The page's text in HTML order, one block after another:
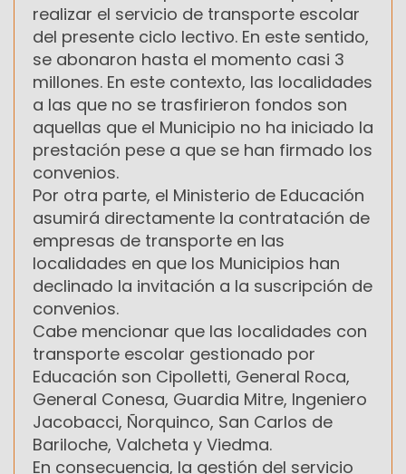
realizar el servicio de transporte escolar
del presente ciclo lectivo. En este sentido,
se abonaron hasta el momento casi 3
millones. En este contexto, las localidades
a las que no se trasfirieron fondos son
aquellas que el Municipio no ha iniciado la
prestación pese a que se han firmado los
convenios.
Por otra parte, el Ministerio de Educación
asumirá directamente la contratación de
empresas de transporte en las
localidades en que los Municipios han
declinado la invitación a la suscripción de
convenios.
Cabe mencionar que las localidades con
transporte escolar gestionado por
Educación son Cipolletti, General Roca,
General Conesa, Guardia Mitre, Ingeniero
Jacobacci, Ñorquinco, San Carlos de
Bariloche, Valcheta y Viedma.
En consecuencia, la gestión del servicio